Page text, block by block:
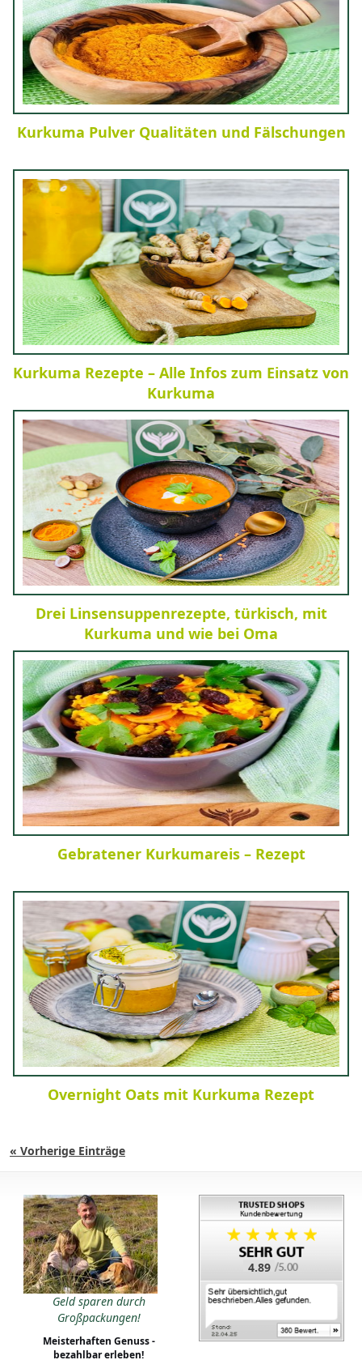
Kurkuma Pulver Qualitäten und Fälschungen
Kurkuma Rezepte – Alle Infos zum Einsatz von
Kurkuma
Drei Linsensuppenrezepte, türkisch, mit
Kurkuma und wie bei Oma
Gebratener Kurkumareis – Rezept
Overnight Oats mit Kurkuma Rezept
« Vorherige Einträge
Geld sparen durch
Großpackungen!
Meisterhaften Genuss -
bezahlbar erleben!
4.89